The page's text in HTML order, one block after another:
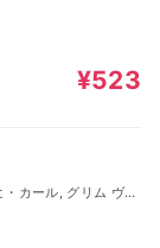
¥523